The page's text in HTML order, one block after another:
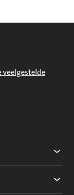
veelgestelde